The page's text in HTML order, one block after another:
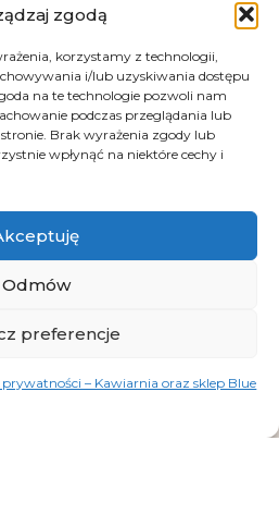
zgodą
korzystamy z technologii,
i/lub uzyskiwania dostępu
na te technologie pozwoli nam
podczas przeglądania lub
Brak wyrażenia zgody lub
wpłynąć na niektóre cechy i
Odmów
preferencje
– Kawiarnia oraz sklep Blue
oraz sklep online z kawą